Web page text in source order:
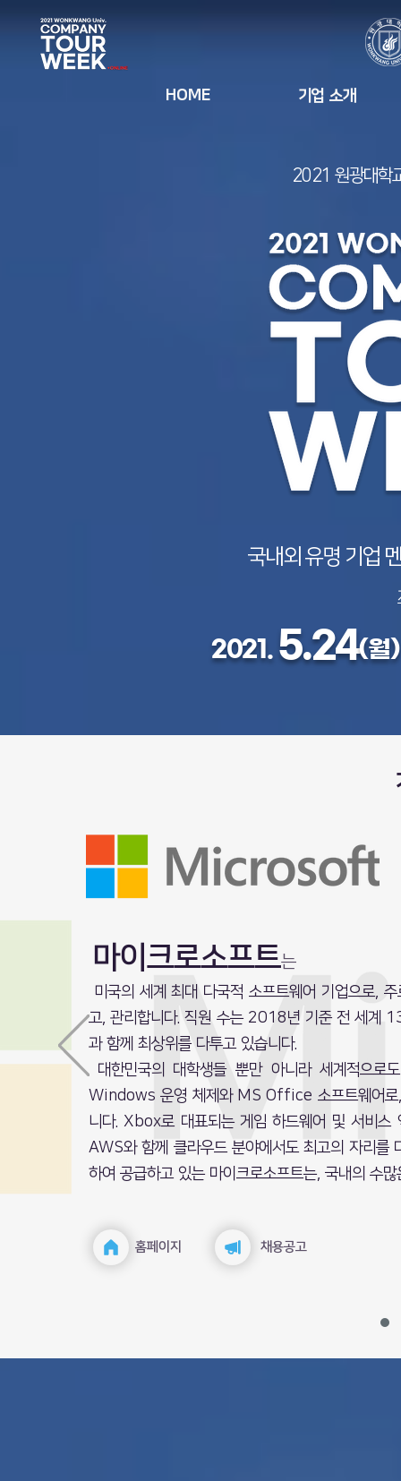
HOME 기업 소개
2021 원광대학
국내외 유명 기업
2021. 5.24(월
​마이크로소프트는
미국의 세계 최대 다국적 소프트웨어 기업으로,
고, 관리합니다. 직원 수는 2018년 기준 전 세계
과 함께 최상위를 다투고 있습니다.
대한민국의 대학생들 뿐만 아니라 세계적으로
Windows 운영 체제와 MS Office 소프트웨어로,
니다. Xbox로 대표되는 게임 하드웨어 및 서비스
AWS와 함께 클라우드 분야에서도 최고의 자리
하여 공급하고 있는 마이크로소프트는, 국내의 수
​홈페이지 채용공고